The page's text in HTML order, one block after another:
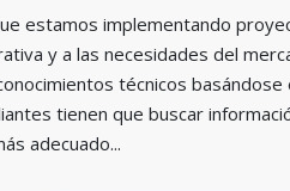
estamos implementando
y a las necesidades del
técnicos basándose
tienen que buscar
adecuado...